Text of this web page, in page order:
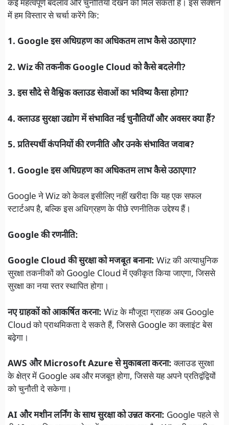
कई महत्वपूर्ण बदलाव और चुनौतियाँ देखने को मिल सकती हैं। इस सेक्शन
में हम विस्तार से चर्चा करेंगे कि:
1. Google इस अधिग्रहण का अधिकतम लाभ कैसे उठाएगा?
2. Wiz की तकनीक Google Cloud को कैसे बदलेगी?
3. इस सौदे से वैश्विक क्लाउड सेवाओं का भविष्य कैसा होगा?
4. क्लाउड सुरक्षा उद्योग में संभावित नई चुनौतियाँ और अवसर क्या हैं?
5. प्रतिस्पर्धी कंपनियों की रणनीति और उनके संभावित जवाब?
1. Google इस अधिग्रहण का अधिकतम लाभ कैसे उठाएगा?
Google ने Wiz को केवल इसीलिए नहीं खरीदा कि यह एक सफल
स्टार्टअप है, बल्कि इस अधिग्रहण के पीछे रणनीतिक उद्देश्य हैं।
Google की रणनीति:
Google Cloud की सुरक्षा को मजबूत बनाना: Wiz की अत्याधुनिक
सुरक्षा तकनीकों को Google Cloud में एकीकृत किया जाएगा, जिससे
सुरक्षा का नया स्तर स्थापित होगा।
नए ग्राहकों को आकर्षित करना: Wiz के मौजूदा ग्राहक अब Google
Cloud को प्राथमिकता दे सकते हैं, जिससे Google का क्लाइंट बेस
बढ़ेगा।
AWS और Microsoft Azure से मुकाबला करना:क्लाउड सुरक्षा
के क्षेत्र में Google अब और मजबूत होगा, जिससे यह अपने प्रतिद्वंद्वियों
को चुनौती दे सकेगा।
AI और मशीन लर्निंग के साथ सुरक्षा को उन्नत करना: Google पहले से